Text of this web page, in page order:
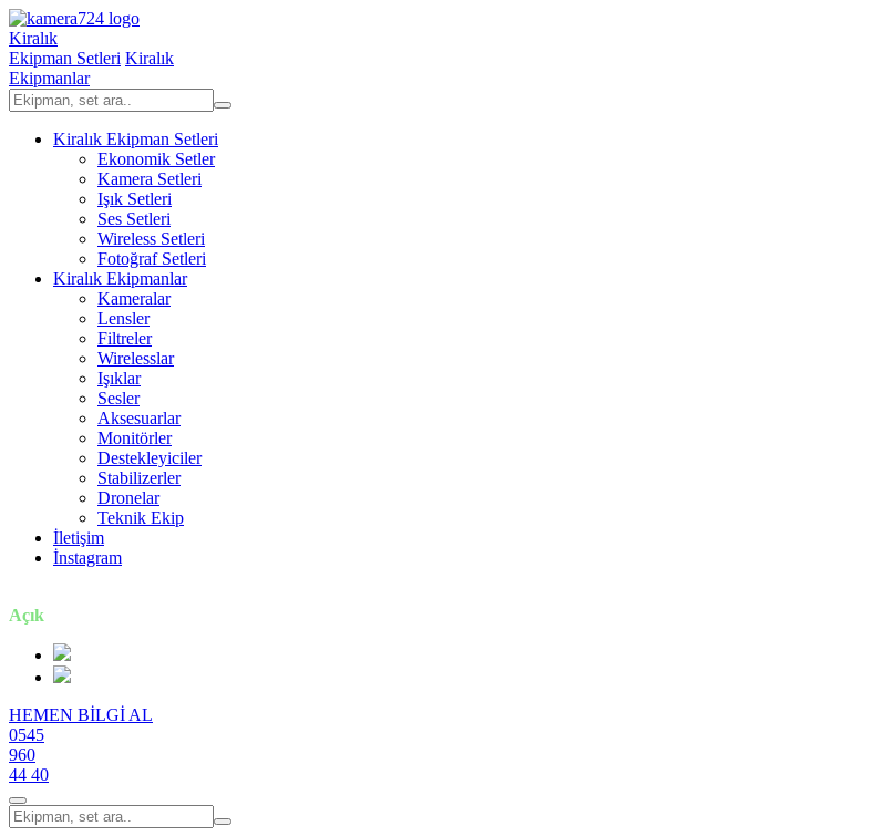
Kiralık
Ekipman Setleri Kiralık
Ekipmanlar
Kiralık Ekipman Setleri
Ekonomik Setler
Kamera Setleri
Işık Setleri
Ses Setleri
Wireless Setleri
Fotoğraf Setleri
Kiralık Ekipmanlar
Kameralar
Lensler
Filtreler
Wirelesslar
Işıklar
Sesler
Aksesuarlar
Monitörler
Destekleyiciler
Stabilizerler
Dronelar
Teknik Ekip
İletişim
İnstagram
Açık
HEMEN BİLGİ AL
0545
960
44 40